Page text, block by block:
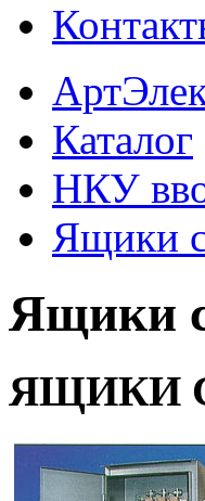
Каталог
НКУ
Ящики
Ящики
ЯЩИКИ